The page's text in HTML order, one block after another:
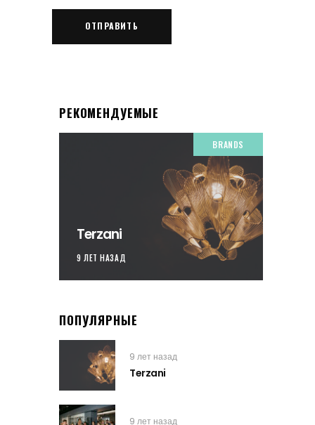
РЕКОМЕНДУЕМЫЕ
BRANDS
Terzani
9 ЛЕТ НАЗАД
ПОПУЛЯРНЫЕ
9 лет назад
Terzani
9 лет назад